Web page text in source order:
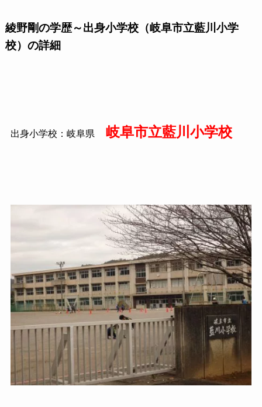
綾野剛の学歴～出身小学校（岐阜市立藍川小学
校）の詳細
出身小学校：岐阜県 岐阜市立藍川小学校